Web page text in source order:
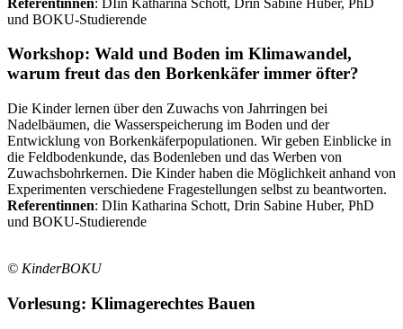
und BOKU-Studierende
Workshop: Wald und Boden im Klimawandel,
warum freut das den Borkenkäfer immer öfter?
Die Kinder lernen über den Zuwachs von Jahrringen bei
Nadelbäumen, die Wasserspeicherung im Boden und der
Entwicklung von Borkenkäferpopulationen. Wir geben Einblicke in
die Feldbodenkunde, das Bodenleben und das Werben von
Zuwachsbohrkernen. Die Kinder haben die Möglichkeit anhand von
Experimenten verschiedene Fragestellungen selbst zu beantworten.
Referentinnen: DIin Katharina Schott, Drin Sabine Huber, PhD
und BOKU-Studierende
© KinderBOKU
Vorlesung: Klimagerechtes Bauen